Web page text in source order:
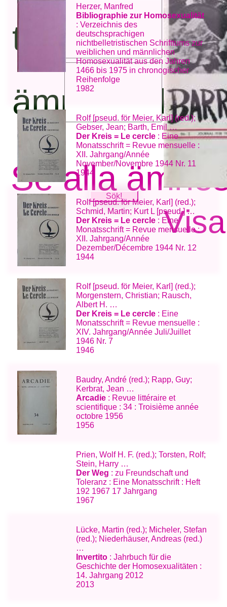
titel:
ämnesord:
Se alla
Herzer, Manfred
Bibliographie zur Homosexualität
: Verzeichnis des
deutschsprachigen
nichtbelletristischen Schrifttums zur
weiblichen und männlichen
Homosexualität aus den Jahren
1466 bis 1975 in chronogischer
Reihenfolge
1982
Rolf [pseud. för Meier, Karl] (red.);
Gebser, Jean; Barth, Emil …
Der Kreis = Le cercle : Eine
Monatsschrift = Revue mensuelle :
XII. Jahrgang/Année
November/Novembre 1944 Nr. 11
1944
Rolf [pseud. för Meier, Karl] (red.);
Schmid, Martin; Kurt L [pseud.] …
Der Kreis = Le cercle : Eine
Monatsschrift = Revue mensuelle :
XII. Jahrgang/Année
Dezember/Décembre 1944 Nr. 12
1944
Rolf [pseud. för Meier, Karl] (red.);
Morgenstern, Christian; Rausch,
Albert H. …
Der Kreis = Le cercle : Eine
Monatsschrift = Revue mensuelle :
XIV. Jahrgang/Année Juli/Juillet
1946 Nr. 7
1946
Baudry, André (red.); Rapp, Guy;
Kerbrat, Jean …
Arcadie : Revue littéraire et
scientifique : 34 : Troisième année
octobre 1956
1956
Prien, Wolf H. F. (red.); Torsten, Rolf;
Stein, Harry …
Der Weg : zu Freundschaft und
Toleranz : Eine Monatsschrift : Heft
192 1967 17 Jahrgang
1967
Lücke, Martin (red.); Micheler, Stefan
(red.); Niederhäuser, Andreas (red.)
…
Invertito : Jahrbuch für die
Geschichte der Homosexualitäten :
14. Jahrgang 2012
2013